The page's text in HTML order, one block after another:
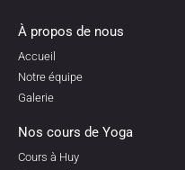
À propos de nous
Accueil
Notre équipe
Galerie
Nos cours de Yoga
Cours à Huy